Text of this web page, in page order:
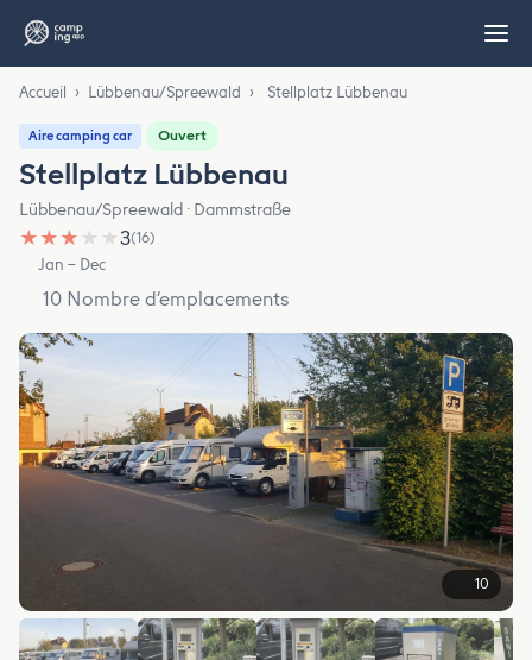
Accueil › Lübbenau/Spreewald › Stellplatz Lübbenau
Aire camping car Ouvert
Stellplatz Lübbenau
Lübbenau/Spreewald · Dammstraße
★ ★ ★ ★ ★3(16)
Jan – Dec
10 Nombre d’emplacements
10